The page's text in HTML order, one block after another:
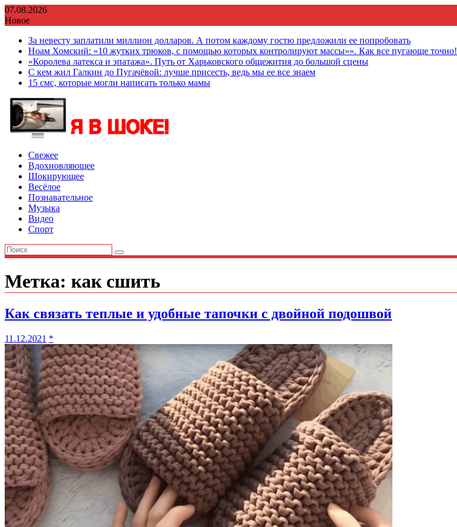
Перейти
к
07.08.2026
Новое
За невесту заплатили миллион долларов. А потом каждому гостю предложили ее попробовать
Ноам Хомский: «10 жутких трюков, с помощью которых контролируют массы»». Как все пугающе точно!
«Королева латекса и эпатажа». Путь от Харьковского общежития до большой сцены
С кем жил Галкин до Пугачёвой: лучше присесть, ведь мы ее все знаем
15 смс, которые могли написать только мамы
Свежее
Вдохновляющее
Шокирующее
Весёлое
Познавательное
Музыка
Видео
Спорт
Метка: как сшить
Как связать теплые и удобные тапочки с двойной подошвой
11.12.2021 *